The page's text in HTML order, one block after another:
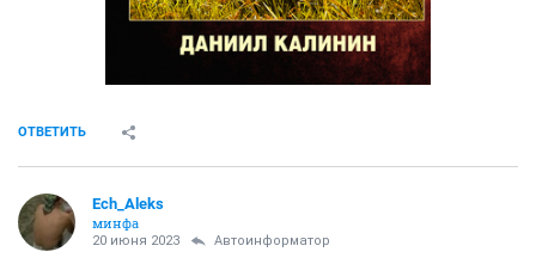
ОТВЕТИТЬ
Ech_Aleks
минфа
20 июня 2023 Автоинформатор